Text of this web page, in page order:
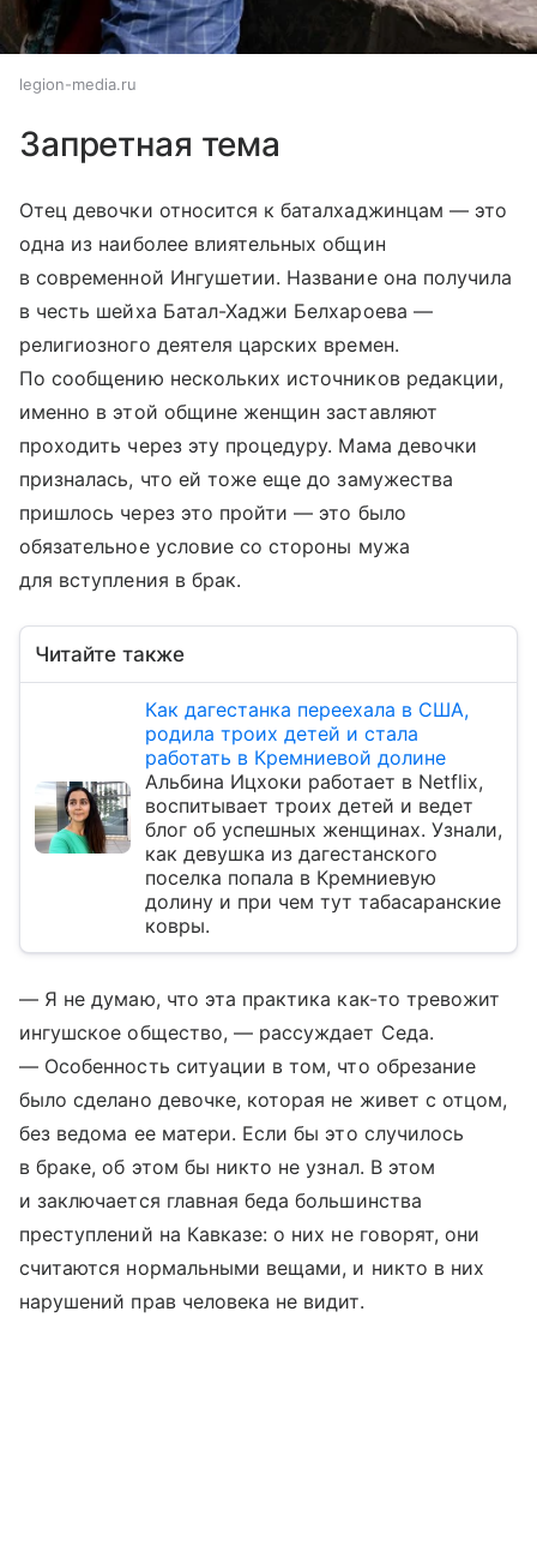
legion-media.ru
Запретная тема
Отец девочки относится к баталхаджинцам — это
одна из наиболее влиятельных общин
в современной Ингушетии. Название она получила
в честь шейха Батал-Хаджи Белхароева —
религиозного деятеля царских времен.
По сообщению нескольких источников редакции,
именно в этой общине женщин заставляют
проходить через эту процедуру. Мама девочки
призналась, что ей тоже еще до замужества
пришлось через это пройти — это было
обязательное условие со стороны мужа
для вступления в брак.
Читайте также
Как дагестанка переехала в США,
родила троих детей и стала
работать в Кремниевой долине
Альбина Ицхоки работает в Netflix,
воспитывает троих детей и ведет
блог об успешных женщинах. Узнали,
как девушка из дагестанского
поселка попала в Кремниевую
долину и при чем тут табасаранские
ковры.
— Я не думаю, что эта практика как-то тревожит
ингушское общество, — рассуждает Седа.
— Особенность ситуации в том, что обрезание
было сделано девочке, которая не живет с отцом,
без ведома ее матери. Если бы это случилось
в браке, об этом бы никто не узнал. В этом
и заключается главная беда большинства
преступлений на Кавказе: о них не говорят, они
считаются нормальными вещами, и никто в них
нарушений прав человека не видит.